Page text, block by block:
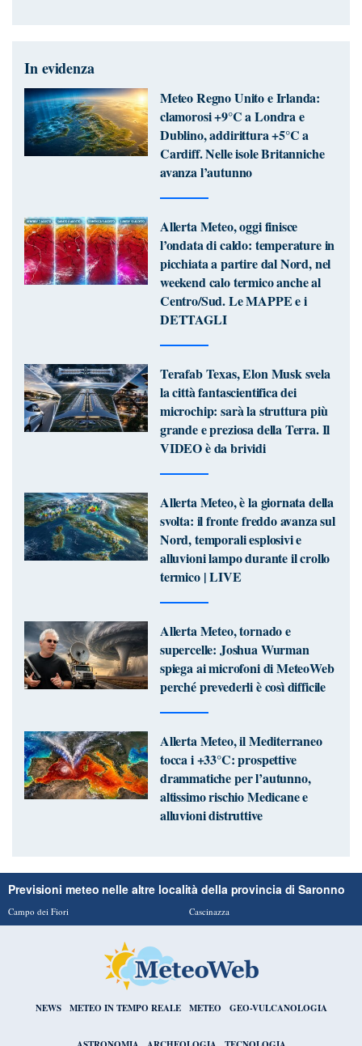
In evidenza
Meteo Regno Unito e Irlanda:
clamorosi +9°C a Londra e
Dublino, addirittura +5°C a
Cardiff. Nelle isole Britanniche
avanza l’autunno
Allerta Meteo, oggi finisce
l’ondata di caldo: temperature in
picchiata a partire dal Nord, nel
weekend calo termico anche al
Centro/Sud. Le MAPPE e i
DETTAGLI
Terafab Texas, Elon Musk svela
la città fantascientifica dei
microchip: sarà la struttura più
grande e preziosa della Terra. Il
VIDEO è da brividi
Allerta Meteo, è la giornata della
svolta: il fronte freddo avanza sul
Nord, temporali esplosivi e
alluvioni lampo durante il crollo
termico | LIVE
Allerta Meteo, tornado e
supercelle: Joshua Wurman
spiega ai microfoni di MeteoWeb
perché prevederli è così difficile
Allerta Meteo, il Mediterraneo
tocca i +33°C: prospettive
drammatiche per l’autunno,
altissimo rischio Medicane e
alluvioni distruttive
Previsioni meteo nelle altre località della provincia di Saronno
Campo dei Fiori Cascinazza
NEWS METEO IN TEMPO REALE METEO GEO-VULCANOLOGIA